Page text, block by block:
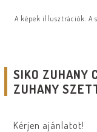
A képek illusztrációk. A
SIKO ZUHANY
ZUHANY
Kérjen ajánlatot!